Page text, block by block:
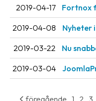
&
karriär
oss
Villkor
2019-04-17 Fortnox
2019-04-08 Nyheter
2019-03-22 Nu
2019-03-04